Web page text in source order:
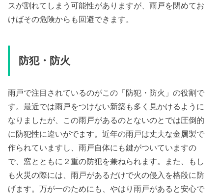
スが割れてしまう可能性がありますが、雨戸を閉めてお
けばその危険からも回避できます。
防犯・防火
雨戸で注目されているのがこの「防犯・防火」の役割で
す。最近では雨戸をつけない新築も多く見かけるように
なりましたが、この雨戸があるのとないのとでは圧倒的
に防犯性に違いがでます。近年の雨戸は丈夫な金属製で
作られていますし、雨戸自体にも鍵がついていますの
で、窓とともに２重の防犯を兼ねられます。また、もし
も火災の際には、雨戸があるだけで火の侵入を格段に防
げます。万が一のためにも、やはり雨戸があると安心で